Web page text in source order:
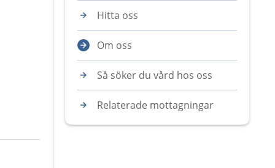
Hitta oss
Om oss
Så söker du vård hos oss
Relaterade mottagningar